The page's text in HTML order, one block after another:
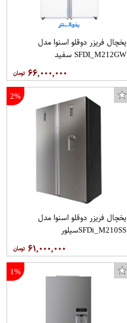
یخچال فریزر دوقلو اسنوا مدل
SFDI_M212GW سفید
۶۶,۰۰۰,۰۰۰
2%
یخچال فریزر دوقلو اسنوا مدل
SFDi_M210SSسیلور
۶۱,۰۰۰,۰۰۰
1%